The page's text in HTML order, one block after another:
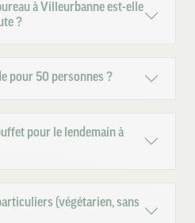
à Villeurbanne est-elle
?
pour 50 personnes ?
pour le lendemain à
(végétarien, sans